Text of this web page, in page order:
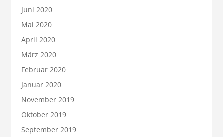
Juni 2020
Mai 2020
April 2020
März 2020
Februar 2020
Januar 2020
November 2019
Oktober 2019
September 2019